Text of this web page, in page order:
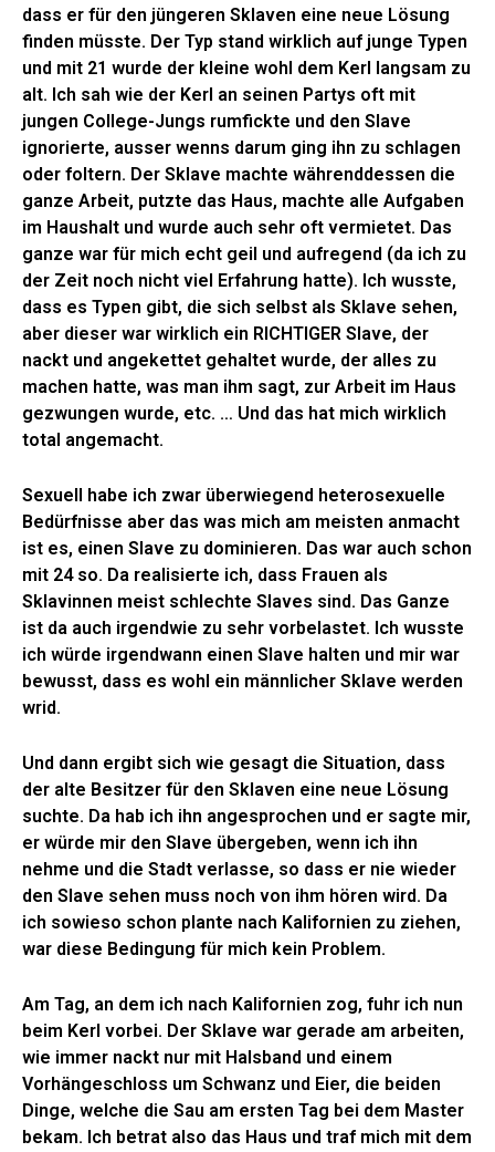
dass er für den jüngeren Sklaven eine neue Lösung
finden müsste. Der Typ stand wirklich auf junge Typen
und mit 21 wurde der kleine wohl dem Kerl langsam zu
alt. Ich sah wie der Kerl an seinen Partys oft mit
jungen College-Jungs rumfickte und den Slave
ignorierte, ausser wenns darum ging ihn zu schlagen
oder foltern. Der Sklave machte währenddessen die
ganze Arbeit, putzte das Haus, machte alle Aufgaben
im Haushalt und wurde auch sehr oft vermietet. Das
ganze war für mich echt geil und aufregend (da ich zu
der Zeit noch nicht viel Erfahrung hatte). Ich wusste,
dass es Typen gibt, die sich selbst als Sklave sehen,
aber dieser war wirklich ein RICHTIGER Slave, der
nackt und angekettet gehaltet wurde, der alles zu
machen hatte, was man ihm sagt, zur Arbeit im Haus
gezwungen wurde, etc. … Und das hat mich wirklich
total angemacht.
Sexuell habe ich zwar überwiegend heterosexuelle
Bedürfnisse aber das was mich am meisten anmacht
ist es, einen Slave zu dominieren. Das war auch schon
mit 24 so. Da realisierte ich, dass Frauen als
Sklavinnen meist schlechte Slaves sind. Das Ganze
ist da auch irgendwie zu sehr vorbelastet. Ich wusste
ich würde irgendwann einen Slave halten und mir war
bewusst, dass es wohl ein männlicher Sklave werden
wrid.
Und dann ergibt sich wie gesagt die Situation, dass
der alte Besitzer für den Sklaven eine neue Lösung
suchte. Da hab ich ihn angesprochen und er sagte mir,
er würde mir den Slave übergeben, wenn ich ihn
nehme und die Stadt verlasse, so dass er nie wieder
den Slave sehen muss noch von ihm hören wird. Da
ich sowieso schon plante nach Kalifornien zu ziehen,
war diese Bedingung für mich kein Problem.
Am Tag, an dem ich nach Kalifornien zog, fuhr ich nun
beim Kerl vorbei. Der Sklave war gerade am arbeiten,
wie immer nackt nur mit Halsband und einem
Vorhängeschloss um Schwanz und Eier, die beiden
Dinge, welche die Sau am ersten Tag bei dem Master
bekam. Ich betrat also das Haus und traf mich mit dem